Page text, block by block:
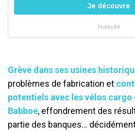
Grève dans ses usines
problèmes de fabrication et
potentiels avec les vélos
Babboe, effondrement des
partie des banques…